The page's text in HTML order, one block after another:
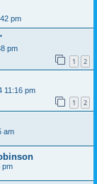
pm
pm
1 2
11:16 pm
1 2
am
pm